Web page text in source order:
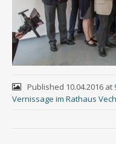
Published 10.04.2016at
Vernissage im Rathaus